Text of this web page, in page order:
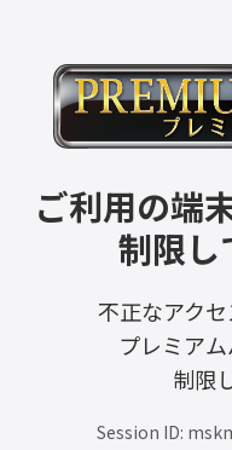
ご利用の端
制限し
不正なアクセ
プレミア
制限
Session ID: